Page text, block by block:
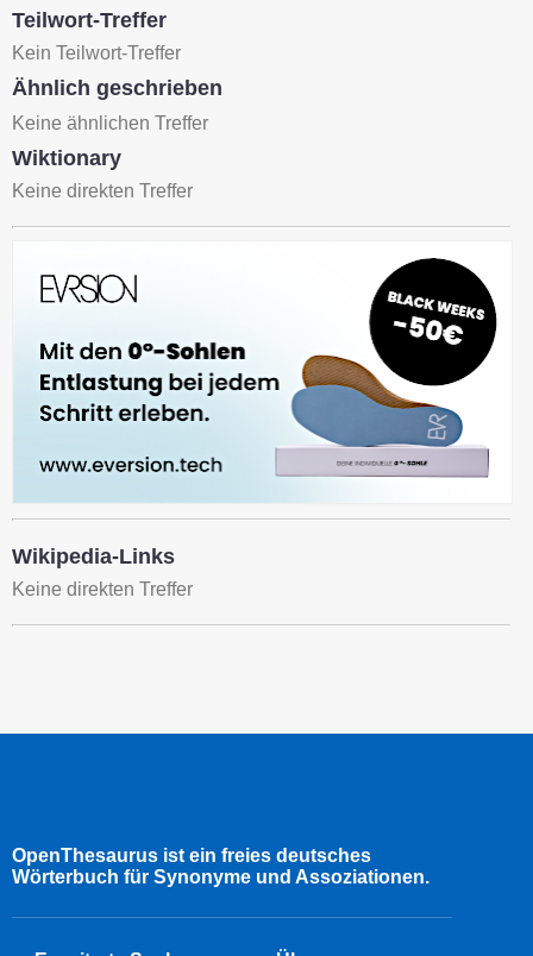
Teilwort-Treffer
Kein Teilwort-Treffer
Ähnlich geschrieben
Keine ähnlichen Treffer
Wiktionary
Keine direkten Treffer
Wikipedia-Links
Keine direkten Treffer
OpenThesaurus ist ein freies deutsches
Wörterbuch für Synonyme und Assoziationen.